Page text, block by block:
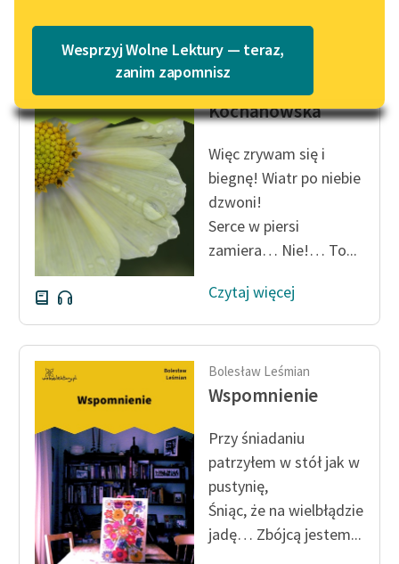
Lektury szkolne i klasyka
literatury do słuchania dla
uczennic i uczniów z
niepełnosprawnościami
E-kolekcja lektur
szkolnych i literatury do
słuchania dla uczennic i
uczniów z
niepełnosprawnościami
Popularyzacja
skandynawskiej literatury
feministycznej
Ręce pełne poezji
Kolekcje edukacyjne
twórców przechodzących
do domeny publicznej,
lektur szkolnych oraz
Starego Testamentu
Katalog w formacie PDF
Wesprzyj Wolne Lektury — teraz,
zanim zapomnisz
Bolesław Leśmian
Urszula
Kochanowska
Więc zrywam się i
biegnę! Wiatr po niebie
dzwoni!
Serce w piersi
zamiera… Nie!… To...
Czytaj więcej
Bolesław Leśmian
Wspomnienie
Przy śniadaniu
patrzyłem w stół jak w
pustynię,
Śniąc, że na wielbłądzie
jadę… Zbójcą jestem...